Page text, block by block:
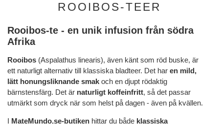
ROOIBOS-TEER
Rooibos-te - en unik infusion från södra
Afrika
Rooibos (Aspalathus linearis), även känt som röd buske, är
ett naturligt alternativ till klassiska bladteer. Det har en mild,
lätt honungsliknande smak och en djupt rödaktig
bärnstensfärg. Det är naturligt koffeinfritt, så det passar
utmärkt som dryck när som helst på dagen - även på kvällen.
I MateMundo.se-butiken hittar du både klassiska